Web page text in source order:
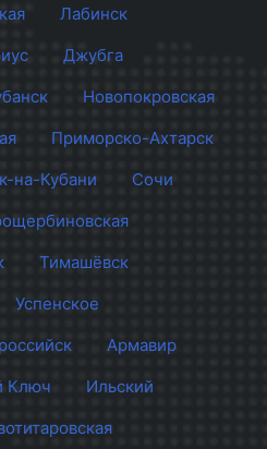
Лабинск
Джубга
Новопокровская
Приморско-Ахтарск
на-Кубани
Сочи
Тимашёвск
Успенское
Армавир
Ключ
Ильский